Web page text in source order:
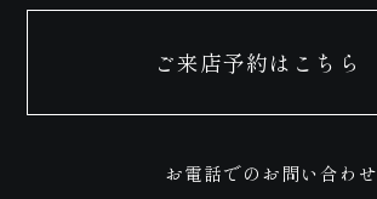
ご来店予約はこちら
お電話でのお問い合わせ